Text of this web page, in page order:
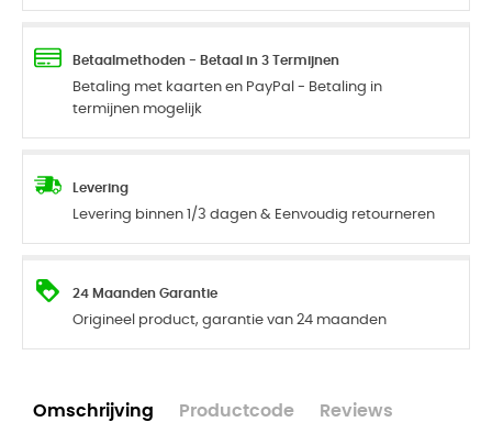
Betaalmethoden - Betaal in 3 Termijnen
Betaling met kaarten en PayPal - Betaling in
termijnen mogelijk
Levering
Levering binnen 1/3 dagen & Eenvoudig retourneren
24 Maanden Garantie
Origineel product, garantie van 24 maanden
Omschrijving Productcode Reviews